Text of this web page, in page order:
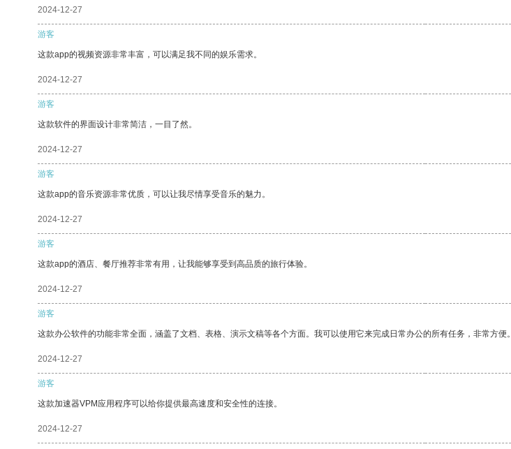
2024-12-27
游客
这款app的视频资源非常丰富，可以满足我不同的娱乐需求。
2024-12-27
游客
这款软件的界面设计非常简洁，一目了然。
2024-12-27
游客
这款app的音乐资源非常优质，可以让我尽情享受音乐的魅力。
2024-12-27
游客
这款app的酒店、餐厅推荐非常有用，让我能够享受到高品质的旅行体验。
2024-12-27
游客
这款办公软件的功能非常全面，涵盖了文档、表格、演示文稿等各个方面。我可以使用它来完成日常办公的所有任务，非常方便。
2024-12-27
游客
这款加速器VPM应用程序可以给你提供最高速度和安全性的连接。
2024-12-27